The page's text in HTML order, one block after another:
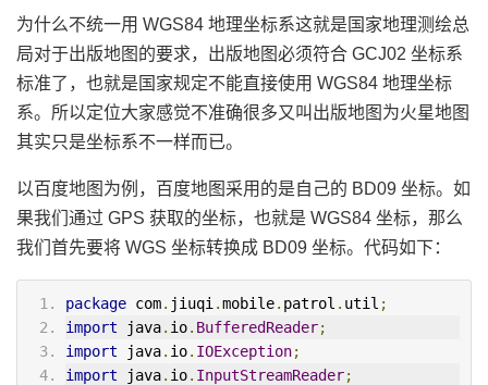
为什么不统一用 WGS84 地理坐标系这就是国家地理测绘总
局对于出版地图的要求，出版地图必须符合 GCJ02 坐标系
标准了，也就是国家规定不能直接使用 WGS84 地理坐标
系。所以定位大家感觉不准确很多又叫出版地图为火星地图
其实只是坐标系不一样而已。
以百度地图为例，百度地图采用的是自己的 BD09 坐标。如
果我们通过 GPS 获取的坐标，也就是 WGS84 坐标，那么
我们首先要将 WGS 坐标转换成 BD09 坐标。代码如下：
package com. jiuqi .mobile. patrol . util ;
import java. io. BufferedReader;
import java. io. IOException;
import java. io. InputStreamReader;